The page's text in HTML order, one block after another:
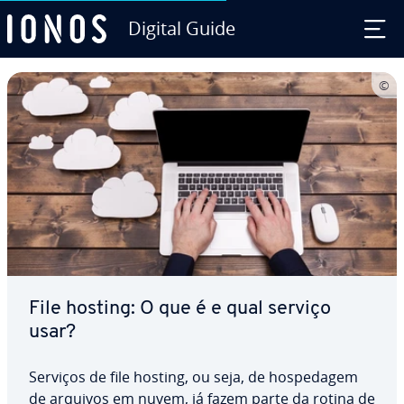
Digital Guide
File hosting: O que é e qual serviço
usar?
Serviços de file hosting, ou seja, de hos­pe­da­gem
de arquivos em nuvem, já fazem parte da rotina de